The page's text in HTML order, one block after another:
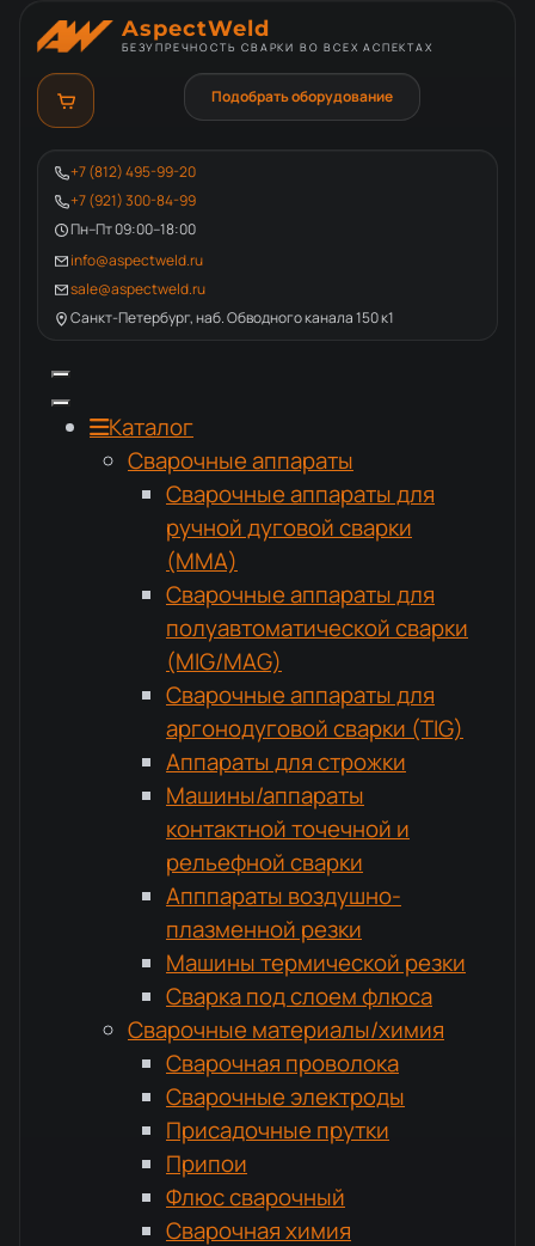
AspectWeld
БЕЗУПРЕЧНОСТЬ СВАРКИ ВО ВСЕХ АСПЕКТАХ
+7 (812) 495-99-20
+7 (921) 300-84-99
Пн–Пт 09:00–18:00
info@aspectweld.ru
sale@aspectweld.ru
Санкт-Петербург, наб. Обводного канала 150 к1
Подобрать оборудование
Каталог
Сварочные аппараты
Сварочные аппараты для
ручной дуговой сварки
(MMA)
Сварочные аппараты для
полуавтоматической сварки
(MIG/MAG)
Сварочные аппараты для
аргонодуговой сварки (TIG)
Аппараты для строжки
Машины/аппараты
контактной точечной и
рельефной сварки
Апппараты воздушно-
плазменной резки
Машины термической резки
Сварка под слоем флюса
Сварочные материалы/химия
Сварочная проволока
Сварочные электроды
Присадочные прутки
Припои
Флюс сварочный
Сварочная химия